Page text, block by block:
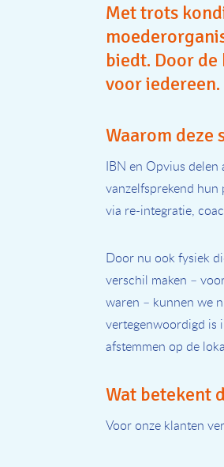
Met trots
biedt. Door
voor iedereen.
Waarom deze
IBN en Opvius delen
vanzelfsprekend
via re-integratie,
Door nu ook fysiek
verschil maken –
waren – kunnen we
vertegenwoordigd is
afstemmen op de
Wat betekent
Voor onze klanten